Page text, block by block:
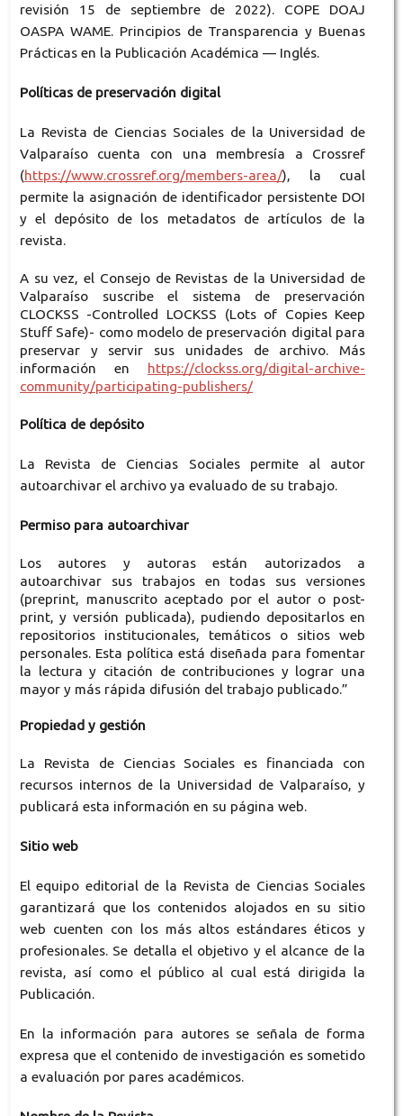
revisión 15 de septiembre de 2022). COPE DOAJ
OASPA WAME. Principios de Transparencia y Buenas
Prácticas en la Publicación Académica — Inglés.
Políticas de preservación digital
La Revista de Ciencias Sociales de la Universidad de
Valparaíso cuenta con una membresía a Crossref
(https://www.crossref.org/members-area/), la cual
permite la asignación de identificador persistente DOI
y el depósito de los metadatos de artículos de la
revista.
A su vez, el Consejo de Revistas de la Universidad de
Valparaíso suscribe el sistema de preservación
CLOCKSS -Controlled LOCKSS (Lots of Copies Keep
Stuff Safe)- como modelo de preservación digital para
preservar y servir sus unidades de archivo. Más
información en https://clockss.org/digital-archive-
community/participating-publishers/
Política de depósito
La Revista de Ciencias Sociales permite al autor
autoarchivar el archivo ya evaluado de su trabajo.
Permiso para autoarchivar
Los autores y autoras están autorizados a
autoarchivar sus trabajos en todas sus versiones
(preprint, manuscrito aceptado por el autor o post-
print, y versión publicada), pudiendo depositarlos en
repositorios institucionales, temáticos o sitios web
personales. Esta política está diseñada para fomentar
la lectura y citación de contribuciones y lograr una
mayor y más rápida difusión del trabajo publicado.”
Propiedad y gestión
La Revista de Ciencias Sociales es financiada con
recursos internos de la Universidad de Valparaíso, y
publicará esta información en su página web.
Sitio web
El equipo editorial de la Revista de Ciencias Sociales
garantizará que los contenidos alojados en su sitio
web cuenten con los más altos estándares éticos y
profesionales. Se detalla el objetivo y el alcance de la
revista, así como el público al cual está dirigida la
Publicación.
En la información para autores se señala de forma
expresa que el contenido de investigación es sometido
a evaluación por pares académicos.